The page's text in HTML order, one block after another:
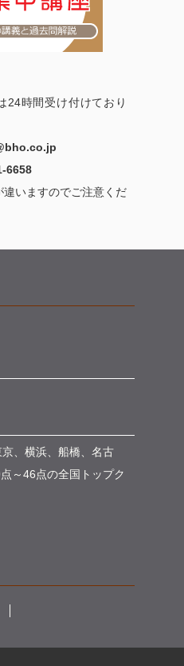
24時間受け付けており
6658
違いますのでご注意くだ
、横浜、船橋、名古
～46点の全国トップク